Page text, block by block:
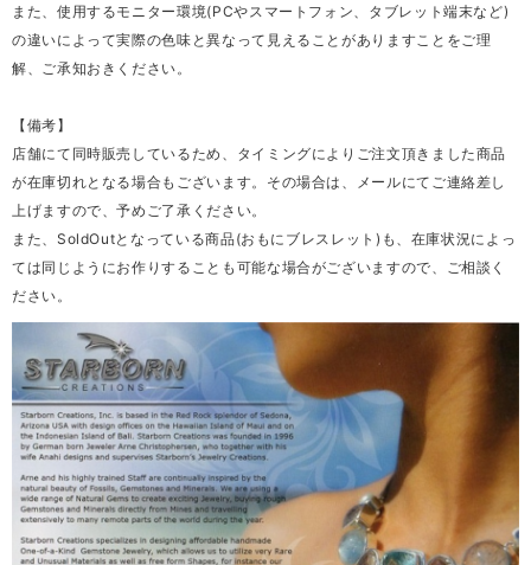
また、使用するモニター環境(PCやスマートフォン、タブレット端末など)
の違いによって実際の色味と異なって見えることがありますことをご理
解、ご承知おきください。
【備考】
店舗にて同時販売しているため、タイミングによりご注文頂きました商品
が在庫切れとなる場合もございます。その場合は、メールにてご連絡差し
上げますので、予めご了承ください。
また、SoldOutとなっている商品(おもにブレスレット)も、在庫状況によっ
ては同じようにお作りすることも可能な場合がございますので、ご相談く
ださい。